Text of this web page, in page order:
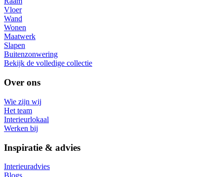
Vloer
Wand
Wonen
Maatwerk
Slapen
Buitenzonwering
Bekijk de volledige collectie
Over ons
Wie zijn wij
Het team
Interieurlokaal
Werken bij
Inspiratie & advies
Interieuradvies